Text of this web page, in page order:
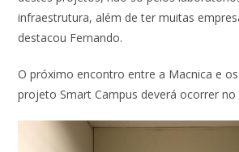
infraestrutura, além de ter muitas
destacou Fernando.
O próximo encontro entre a Macnica e
projeto Smart Campus deverá ocorrer no